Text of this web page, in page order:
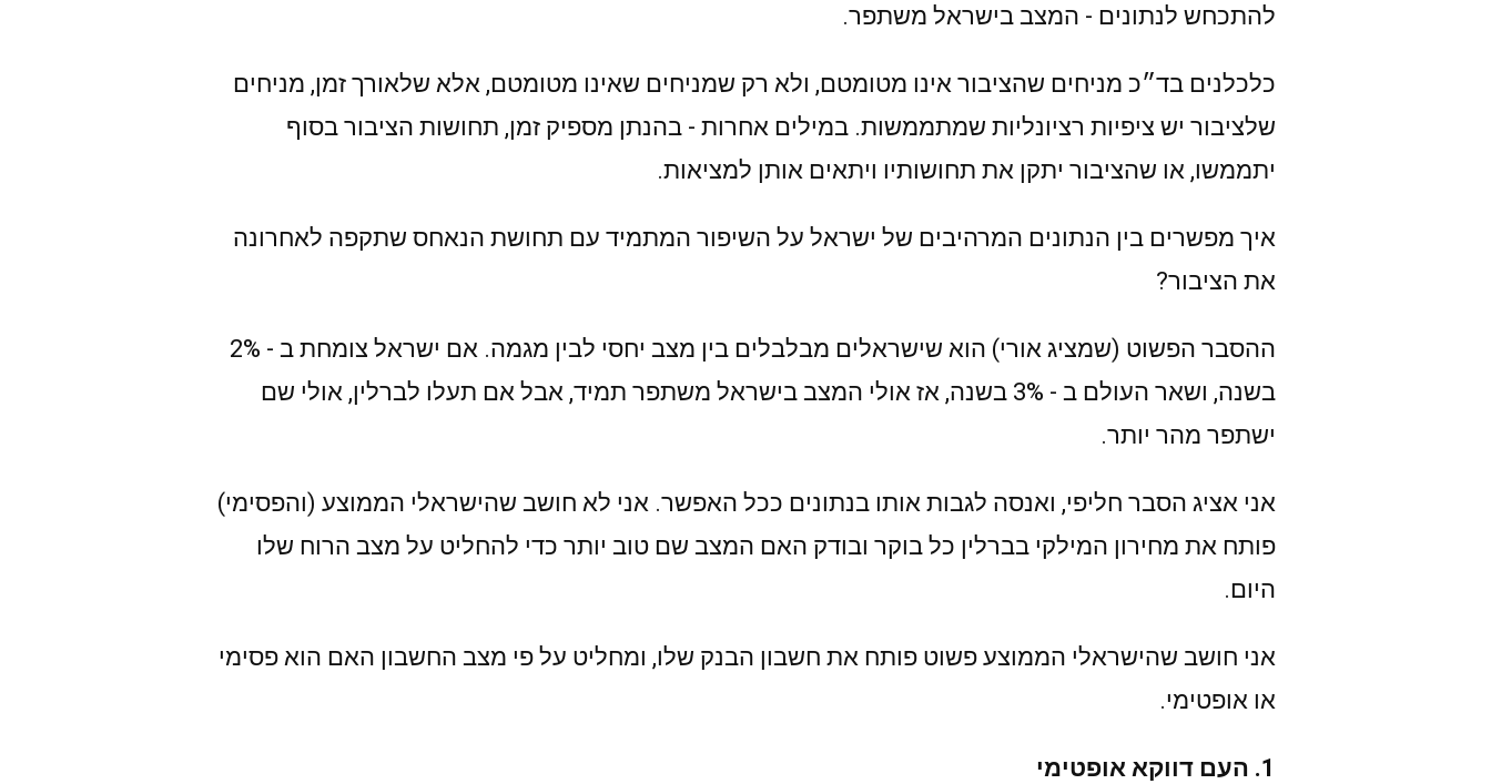
להתכחש לנתונים - המצב בישראל משתפר.
כלכלנים בד״כ מניחים שהציבור אינו מטומטם, ולא רק שמניחים שאינו מטומטם, אלא שלאורך זמן, מניחים
שלציבור יש ציפיות רציונליות שמתממשות. במילים אחרות - בהנתן מספיק זמן, תחושות הציבור בסוף
יתממשו, או שהציבור יתקן את תחושותיו ויתאים אותן למציאות.
איך מפשרים בין הנתונים המרהיבים של ישראל על השיפור המתמיד עם תחושת הנאחס שתקפה לאחרונה
את הציבור?
ההסבר הפשוט (שמציג אורי) הוא שישראלים מבלבלים בין מצב יחסי לבין מגמה. אם ישראל צומחת ב - 2%
בשנה, ושאר העולם ב - 3% בשנה, אז אולי המצב בישראל משתפר תמיד, אבל אם תעלו לברלין, אולי שם
ישתפר מהר יותר.
אני אציג הסבר חליפי, ואנסה לגבות אותו בנתונים ככל האפשר. אני לא חושב שהישראלי הממוצע (והפסימי)
פותח את מחירון המילקי בברלין כל בוקר ובודק האם המצב שם טוב יותר כדי להחליט על מצב הרוח שלו
היום.
אני חושב שהישראלי הממוצע פשוט פותח את חשבון הבנק שלו, ומחליט על פי מצב החשבון האם הוא פסימי
או אופטימי.
1. העם דווקא אופטימי